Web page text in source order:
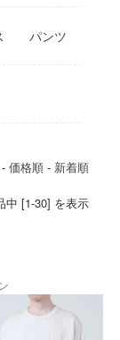
まで手掛
豊かな心
の視点で
は創業者、
は「アメ
ローブ」
なアメリ
ってスト
加えて完
ブを目指
パンツ
価格順 - 新着順
中 [1-30] を表示